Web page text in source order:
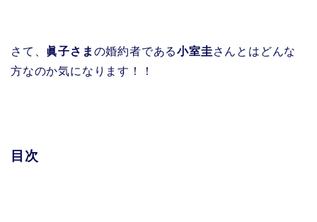
さて、 眞子さま の婚約者である小室圭さんとはどんな
方なのか気になります！！
目次